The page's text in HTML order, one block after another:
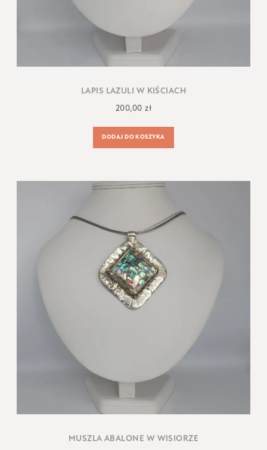
LAPIS LAZULI W KIŚCIACH
200,00zł
DODAJ DO KOSZYKA
MUSZLA ABALONE W WISIORZE